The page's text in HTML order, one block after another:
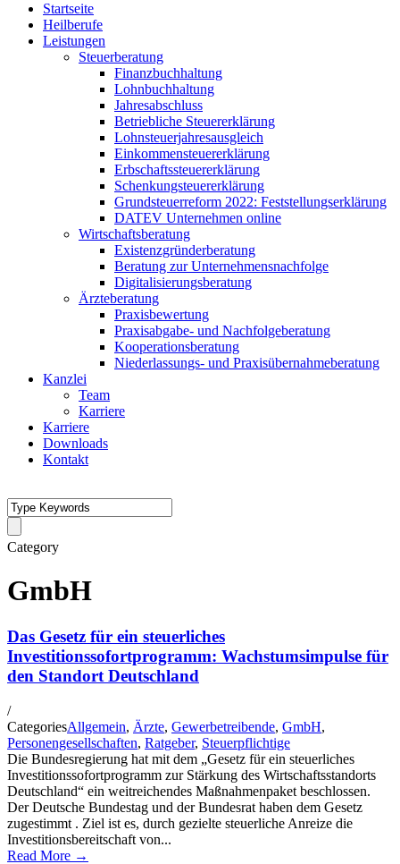
Startseite
Heilberufe
Leistungen
Steuerberatung
Finanzbuchhaltung
Lohnbuchhaltung
Jahresabschluss
Betriebliche Steuererklärung
Lohnsteuerjahresausgleich
Einkommensteuererklärung
Erbschaftssteuererklärung
Schenkungsteuererklärung
Grundsteuerreform 2022: Feststellungserklärung
DATEV Unternehmen online
Wirtschaftsberatung
Existenzgründerberatung
Beratung zur Unternehmensnachfolge
Digitalisierungsberatung
Ärzteberatung
Praxisbewertung
Praxisabgabe- und Nachfolgeberatung
Kooperationsberatung
Niederlassungs- und Praxisübernahmeberatung
Kanzlei
Team
Karriere
Karriere
Downloads
Kontakt
Category
GmbH
Das Gesetz für ein steuerliches
Investitionssofortprogramm: Wachstumsimpulse für
den Standort Deutschland
/
CategoriesAllgemein, Ärzte, Gewerbetreibende, GmbH,
Personengesellschaften, Ratgeber, Steuerpflichtige
Die Bundesregierung hat mit dem „Gesetz für ein steuerliches
Investitionssofortprogramm zur Stärkung des Wirtschaftsstandorts
Deutschland“ ein weitreichendes Maßnahmenpaket beschlossen.
Der Deutsche Bundestag und der Bundesrat haben dem Gesetz
zugestimmt . Ziel ist es, durch gezielte steuerliche Anreize die
Investitionsbereitschaft von...
Read More →